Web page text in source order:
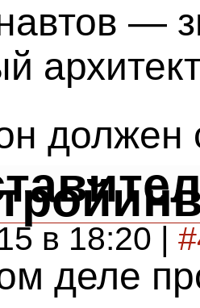
—
должен
в 18:20 |
деле